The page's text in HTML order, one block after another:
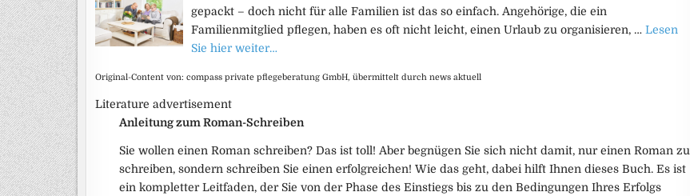
gepackt – doch nicht für alle Familien ist das so einfach. Angehörige, die ein
Familienmitglied pflegen, haben es oft nicht leicht, einen Urlaub zu organisieren, … Lesen
Sie hier weiter…
Original-Content von: compass private pflegeberatung GmbH, übermittelt durch news aktuell
Literature advertisement
Anleitung zum Roman-Schreiben
Sie wollen einen Roman schreiben? Das ist toll! Aber begnügen Sie sich nicht damit, nur einen Roman zu
schreiben, sondern schreiben Sie einen erfolgreichen! Wie das geht, dabei hilft Ihnen dieses Buch. Es ist
ein kompletter Leitfaden, der Sie von der Phase des Einstiegs bis zu den Bedingungen Ihres Erfolgs